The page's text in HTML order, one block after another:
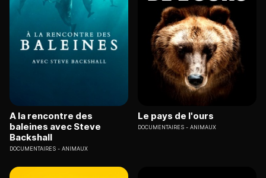
A la rencontre des
baleines avec Steve
Backshall
DOCUMENTAIRES ANIMAUX
Le pays de l'ours
DOCUMENTAIRES ANIMAUX